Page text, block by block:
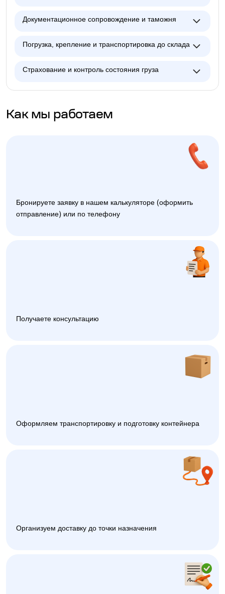
Документационное сопровождение и таможня
Погрузка, крепление и транспортировка до склада
Страхование и контроль состояния груза
Как мы работаем
Бронируете заявку в нашем калькуляторе (оформить
отправление) или по телефону
Получаете консультацию
Оформляем транспортировку и подготовку контейнера
Организуем доставку до точки назначения